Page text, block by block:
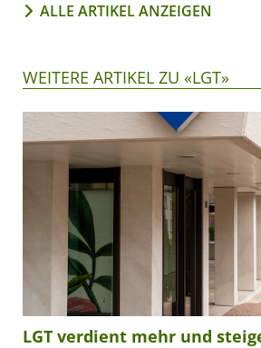
ALLE ARTIKEL ANZEIGEN
WEITERE ARTIKEL ZU «LGT»
LGT verdient mehr und